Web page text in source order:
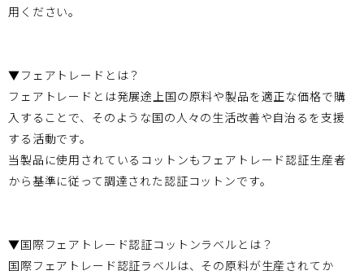
用ください。
▼フェアトレードとは？
フェアトレードとは発展途上国の原料や製品を適正な価格で購
入することで、そのような国の人々の生活改善や自治るを支援
する活動です。
当製品に使用されているコットンもフェアトレード認証生産者
から基準に従って調達された認証コットンです。
▼国際フェアトレード認証コットンラベルとは？
国際フェアトレード認証ラベルは、その原料が生産されてか